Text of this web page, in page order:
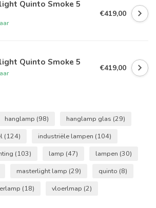
Quinto Smoke 5
€419,00
Quinto Smoke 5
€419,00
hanglamp (98) hanglamp glas (29)
(124) industriële lampen (104)
(103) lamp (47) lampen (30)
masterlight lamp (29) quinto (8)
(18) vloerlmap (2)